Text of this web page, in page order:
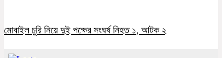
মোবাইল চুরি নিয়ে দুই পক্ষের সংঘর্ষ নিহত ১, আটক ২